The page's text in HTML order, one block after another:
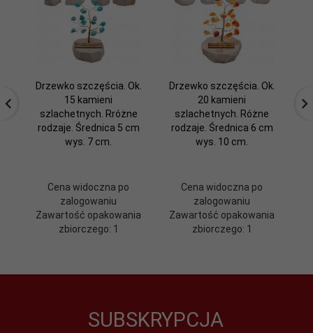
Drzewko szczęścia. Ok.
15 kamieni
szlachetnych. Rróżne
rodzaje. Średnica 5 cm
wys. 7 cm.
Cena widoczna po
zalogowaniu
Zawartość opakowania
zbiorczego: 1
Drzewko szczęścia. Ok.
20 kamieni
szlachetnych. Różne
rodzaje. Średnica 6 cm
wys. 10 cm.
Cena widoczna po
zalogowaniu
Zawartość opakowania
zbiorczego: 1
SUBSKRYPCJA